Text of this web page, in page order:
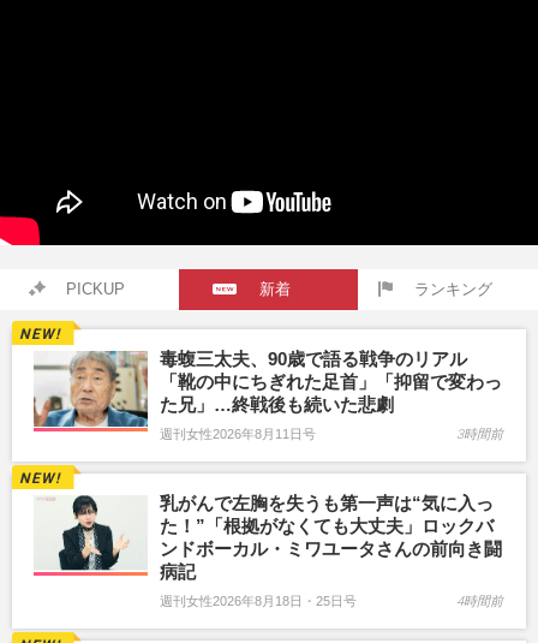
PICKUP 新着 ランキング
毒蝮三太夫、90歳で語る戦争のリアル
「靴の中にちぎれた足首」「抑留で変わっ
た兄」…終戦後も続いた悲劇
週刊女性2026年8月11日号 3時間前
乳がんで左胸を失うも第一声は“気に入っ
た！”「根拠がなくても大丈夫」ロックバ
ンドボーカル・ミワユータさんの前向き闘
病記
週刊女性2026年8月18日・25日号 4時間前